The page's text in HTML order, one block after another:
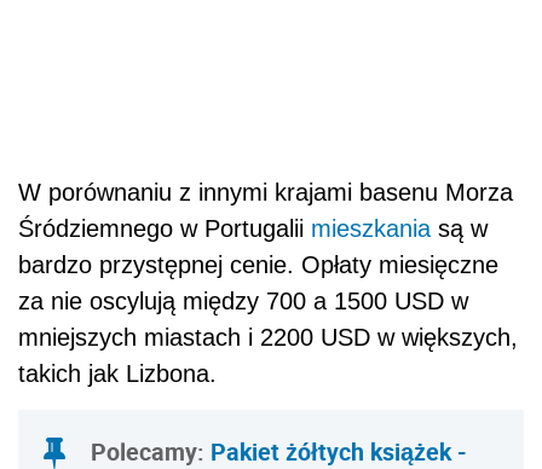
W porównaniu z innymi krajami basenu Morza
Śródziemnego w Portugalii mieszkania są w
bardzo przystępnej cenie. Opłaty miesięczne
za nie oscylują między 700 a 1500 USD w
mniejszych miastach i 2200 USD w większych,
takich jak Lizbona.
Polecamy: Pakiet żółtych książek -